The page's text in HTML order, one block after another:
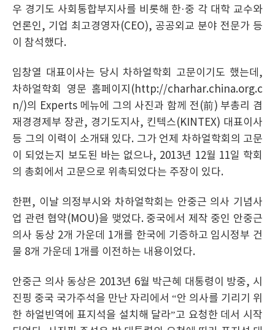
우 경기도 사회통합부지사를 비롯해 한·중 각 대학 교수와
언론인, 기업 최고경영자(CEO), 공공외교 분야 전문가 등
이 참석했다.
임창열 대표이사는 당시 차하얼학회 고문이기도 했는데,
차하얼학회 영문 홈페이지(http://charhar.china.org.c
n/)의 Experts 메뉴에 그의 사진과 함께 전(前) 부총리 겸
재경경제부 장관, 경기도지사, 킨텍스(KINTEX) 대표이사
등 그의 이력이 소개돼 있다. 그가 언제 차하얼학회의 고문
이 되었는지 보도된 바는 없으나, 2013년 12월 11일 학회
의 총회에서 고문으로 위촉되었다는 주장이 있다.
한편, 이날 의정부시와 차하얼학회는 안중근 의사 기념사
업 관련 협약(MOU)을 맺었다. 중국에서 제작 중인 안중근
의사 동상 2개 가운데 1개를 한국에 기증하고 임시정부 건
물 8개 가운데 1개를 이전하는 내용이었다.
안중근 의사 동상은 2013년 6월 박근혜 대통령이 방중, 시
진핑 중국 국가주석을 만난 자리에서 “안 의사를 기리기 위
한 하얼빈역에 표지석을 설치해 달라”고 요청한 데서 시작